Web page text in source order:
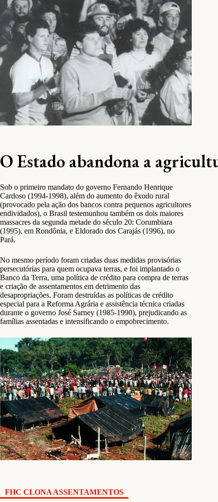
O Estado abandona a
Sob o primeiro mandato do governo Fernando Henrique
Cardoso (1994-1998), além do aumento do êxodo rural
(provocado pela ação dos bancos contra pequenos agricultores
endividados), o Brasil testemunhou também os dois maiores
massacres da segunda metade do século 20: Corumbiara
(1995), em Rondônia, e Eldorado dos Carajás (1996), no
Pará.
No mesmo período foram criadas duas medidas provisórias
persecutórias para quem ocupava terras, e foi implantado o
Banco da Terra, uma política de crédito para compra de terras
e criação de assentamentos em detrimento das
desapropriações. Foram destruídas as políticas de crédito
especial para a Reforma Agrária e assistência técnica criadas
durante o governo José Sarney (1985-1990), prejudicando as
famílias assentadas e intensificando o empobrecimento.
FHC CLONA ASSENTAMENTOS